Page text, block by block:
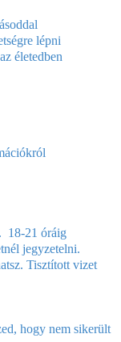
lépni
életedben
18-21 óráig
jegyzetelni.
Tisztított vizet
hogy nem sikerült